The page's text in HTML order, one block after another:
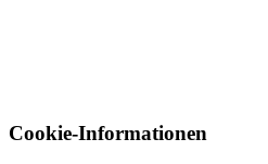
Cookie-Informationen